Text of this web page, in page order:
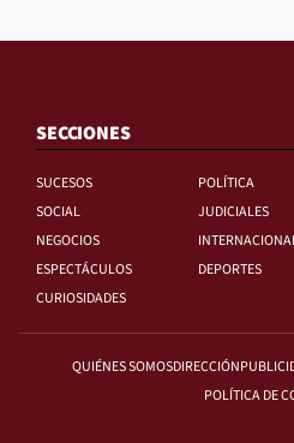
SECCIONES
SUCESOS
POLÍTICA
SOCIAL
JUDICIALES
NEGOCIOS
ESPECTÁCULOS
DEPORTES
CURIOSIDADES
QUIÉNES SOMOSDIRECCIÓN
POLÍTICA DE